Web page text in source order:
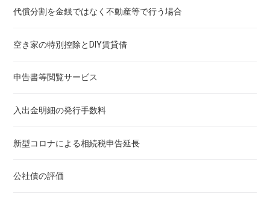
代償分割を金銭ではなく不動産等で行う場合
空き家の特別控除とDIY賃貸借
申告書等閲覧サービス
入出金明細の発行手数料
新型コロナによる相続税申告延長
公社債の評価